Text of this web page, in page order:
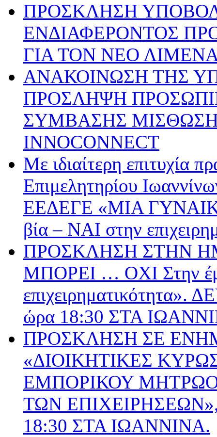
ΠΡΟΣΚΛΗΣΗ
ΕΝΔΙΑΦΕΡΟΝΤΟΣ
ΓΙΑ ΤΟΝ ΝΕΟ
ΑΝΑΚΟΙΝΩΣΗ ΤΗΣ
ΠΡΟΣΛΗΨΗ
ΣΥΜΒΑΣΗΣ
INNOCONNECT
Με ιδιαίτερη επιτυχία
Επιμελητηρίου
ΕΕΔΕΓΕ «ΜΙΑ
βία – ΝΑΙ στην
ΠΡΟΣΚΛΗΣΗ ΣΤΗΝ
ΜΠΟΡΕΙ … ΟΧΙ Στην
ώρα 18:30 ΣΤΑ
ΠΡΟΣΚΛΗΣΗ ΣΕ
«ΔΙΟΙΚΗΤΙΚΕΣ
ΕΜΠΟΡΙΚΟΥ
ΤΩΝ
18:30 ΣΤΑ ΙΩΑΝΝΙΝΑ.